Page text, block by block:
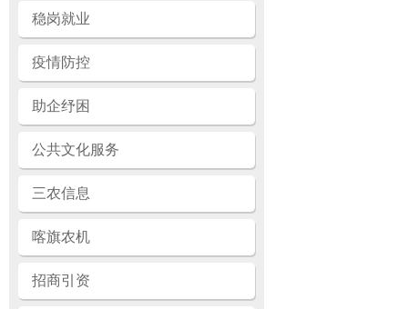
稳岗就业
疫情防控
助企纾困
公共文化服务
三农信息
喀旗农机
招商引资